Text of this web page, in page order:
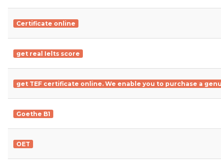
Certificate online
get real Ielts score
get TEF certificate online. We enable you to purchase a
Goethe B1
OET